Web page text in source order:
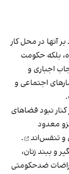
آنها در محل کار
بلکه حکومت
اجباری و
اجتماعی و
نبود فضاهای
معدود
تنفس‌اند
.
و ببند زنان،
ضدحکومتی